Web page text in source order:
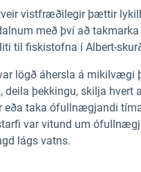
vistfræðilegir þættir
með því að
til fiskistofna í Albert-
lögð áhersla á
þekkingu, skilja hvert
eða taka ófullnægjandi
var vitund um
lágs vatns.